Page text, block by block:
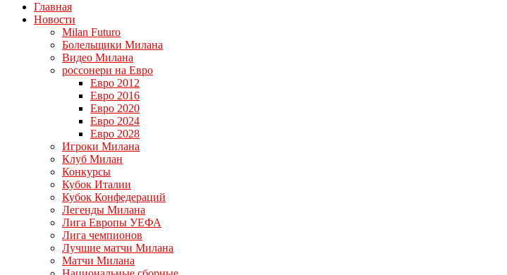
Главная
Новости
Milan Futuro
Болельщики Милана
Видео Милана
россонери на Евро
Евро 2012
Евро 2016
Евро 2020
Евро 2024
Евро 2028
Игроки Милана
Клуб Милан
Конкурсы
Кубок Италии
Кубок Конфедераций
Легенды Милана
Лига Европы УЕФА
Лига чемпионов
Лучшие матчи Милана
Матчи Милана